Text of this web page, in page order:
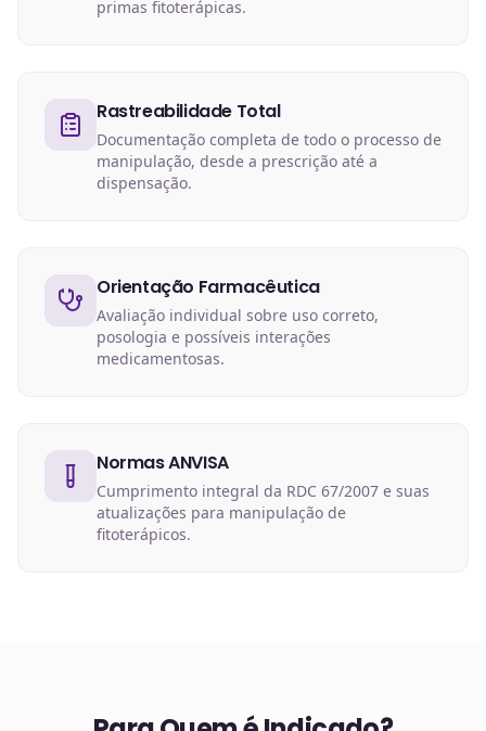
primas fitoterápicas.
Rastreabilidade Total
Documentação completa de todo o processo de
manipulação, desde a prescrição até a
dispensação.
Orientação Farmacêutica
Avaliação individual sobre uso correto,
posologia e possíveis interações
medicamentosas.
Normas ANVISA
Cumprimento integral da RDC 67/2007 e suas
atualizações para manipulação de
fitoterápicos.